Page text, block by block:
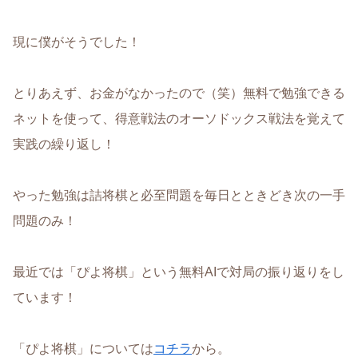
現に僕がそうでした！
とりあえず、お金がなかったので（笑）無料で勉強できる
ネットを使って、得意戦法のオーソドックス戦法を覚えて
実践の繰り返し！
やった勉強は詰将棋と必至問題を毎日とときどき次の一手
問題のみ！
最近では「ぴよ将棋」という無料AIで対局の振り返りをし
ています！
「ぴよ将棋」についてはコチラから。